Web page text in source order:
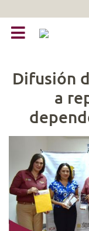
Difusión
a